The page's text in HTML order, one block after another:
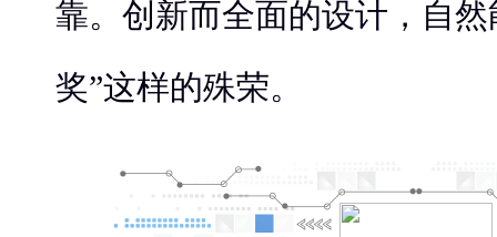
靠。创新而全面的设计，自
奖”这样的殊荣。